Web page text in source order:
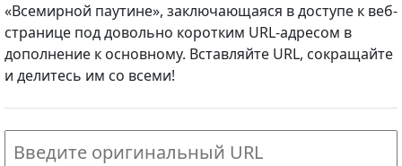
«Всемирной паутине», заключающаяся в доступе к веб-
странице под довольно коротким URL-адресом в
дополнение к основному. Вставляйте URL, сокращайте
и делитесь им со всеми!